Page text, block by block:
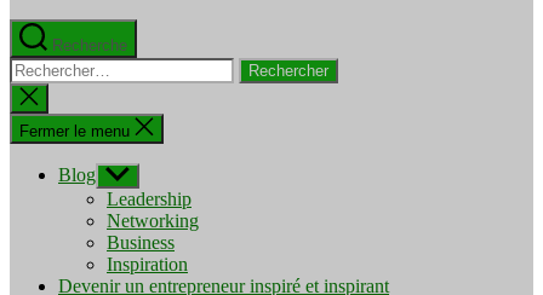
Recherche
Rechercher :
Fermer
la
recherche
Fermer le menu
Blog Afficher
le
sous-
menu
Leadership
Networking
Business
Inspiration
Devenir un entrepreneur inspiré et inspirant